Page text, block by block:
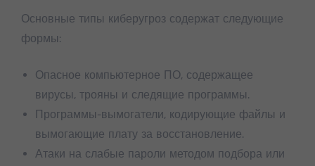
Основные типы киберугроз содержат следующие
формы:
Опасное компьютерное ПО, содержащее
вирусы, трояны и следящие программы.
Программы-вымогатели, кодирующие файлы и
вымогающие плату за восстановление.
Атаки на слабые пароли методом подбора или